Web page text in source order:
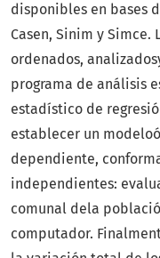
disponibles en bases
Casen, Sinim y
ordenados,
programa de análisis
estadístico de
establecer un
dependiente,
independientes:
comunal dela
computador.